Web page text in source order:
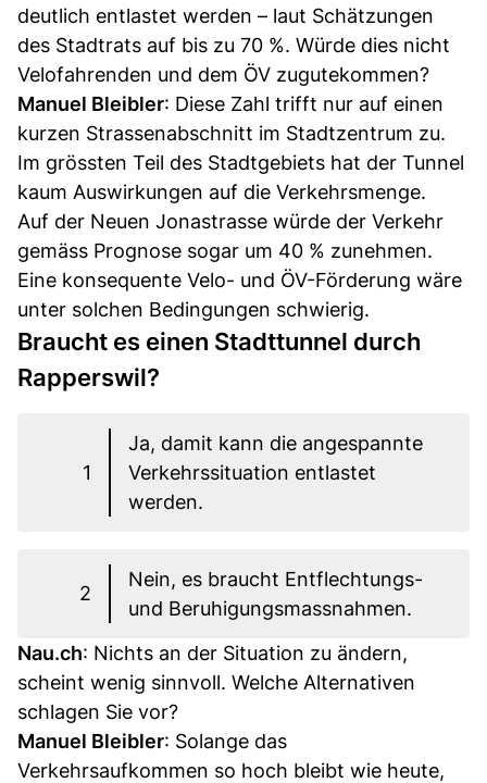
deutlich entlastet werden – laut Schätzungen
des Stadtrats auf bis zu 70 %. Würde dies nicht
Velofahrenden und dem ÖV zugutekommen?
Manuel Bleibler: Diese Zahl trifft nur auf einen
kurzen Strassenabschnitt im Stadtzentrum zu.
Im grössten Teil des Stadtgebiets hat der Tunnel
kaum Auswirkungen auf die Verkehrsmenge.
Auf der Neuen Jonastrasse würde der Verkehr
gemäss Prognose sogar um 40 % zunehmen.
Eine konsequente Velo- und ÖV-Förderung wäre
unter solchen Bedingungen schwierig.
Braucht es einen Stadttunnel durch
Rapperswil?
1
Ja, damit kann die angespannte
Verkehrssituation entlastet
werden.
2
Nein, es braucht Entflechtungs-
und Beruhigungsmassnahmen.
Nau.ch: Nichts an der Situation zu ändern,
scheint wenig sinnvoll. Welche Alternativen
schlagen Sie vor?
Manuel Bleibler: Solange das
Verkehrsaufkommen so hoch bleibt wie heute,